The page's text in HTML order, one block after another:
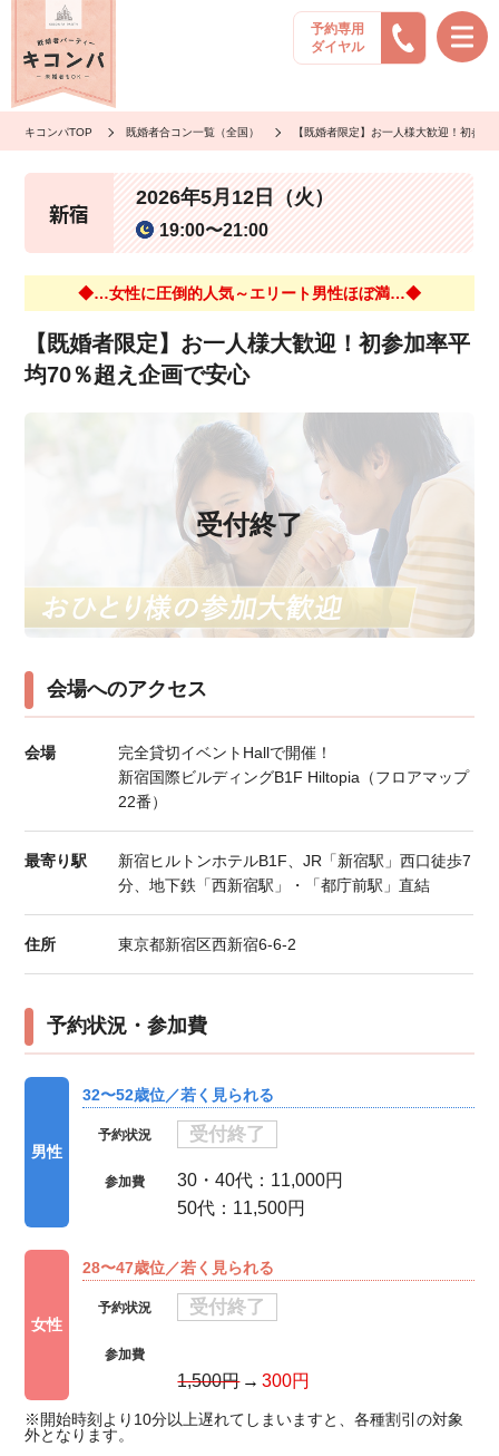
予約専用
ダイヤル
キコンパTOP 既婚者合コン一覧（全国） 【既婚者限定】お一人様大歓迎！初参
新宿
2026年5月12日（火）
19:00〜21:00
◆…女性に圧倒的人気～エリート男性ほぼ満…◆
【既婚者限定】お一人様大歓迎！初参加率平
均70％超え企画で安心
受付終了
会場へのアクセス
会場
完全貸切イベントHallで開催！
新宿国際ビルディングB1F Hiltopia（フロアマップ
22番）
最寄り駅
新宿ヒルトンホテルB1F、JR「新宿駅」西口徒歩7
分、地下鉄「西新宿駅」・「都庁前駅」直結
住所 東京都新宿区西新宿6-6-2
予約状況・参加費
男性
32〜52歳位／若く見られる
予約状況 受付終了
参加費
30・40代：11,000円
50代：11,500円
女性
28〜47歳位／若く見られる
予約状況 受付終了
参加費
1,500円 300円
※開始時刻より10分以上遅れてしまいますと、各種割引の対象
外となります。